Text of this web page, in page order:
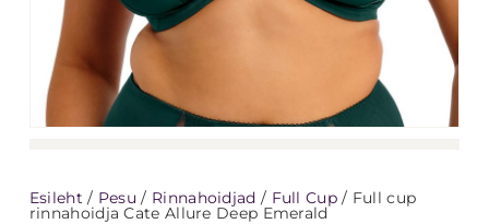
Esileht / Pesu / Rinnahoidjad / Full Cup/ Full cup
rinnahoidja Cate Allure Deep Emerald